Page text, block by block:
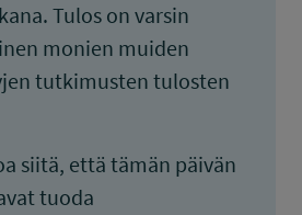
Tulos on varsin
monien muiden
tutkimusten tulosten
siitä, että tämän päivän
tuoda